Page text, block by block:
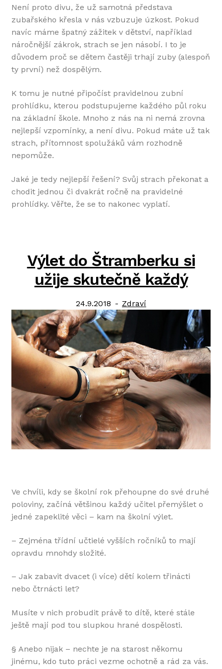
Není proto divu, že už samotná představa
zubařského křesla v nás vzbuzuje úzkost. Pokud
navíc máme špatný zážitek v dětství, například
náročnější zákrok, strach se jen násobí. I to je
důvodem proč se dětem častěji trhají zuby (alespoň
ty první) než dospělým.
K tomu je nutné připočíst pravidelnou zubní
prohlídku, kterou podstupujeme každého půl roku
na základní škole. Mnoho z nás na ni nemá zrovna
nejlepší vzpomínky, a není divu. Pokud máte už tak
strach, přítomnost spolužáků vám rozhodně
nepomůže.
Jaké je tedy nejlepší řešení? Svůj strach překonat a
chodit jednou či dvakrát ročně na pravidelné
prohlídky. Věřte, že se to nakonec vyplatí.
Výlet do Štramberku si
užije skutečně každý
Posted
on
24.9.2018 Category:
Zdraví
Ve chvíli, kdy se školní rok přehoupne do své druhé
poloviny, začíná většinou každý učitel přemýšlet o
jedné zapeklité věci – kam na školní výlet.
– Zejména třídní učtielé vyšších ročníků to mají
opravdu mnohdy složité.
– Jak zabavit dvacet (i více) dětí kolem třinácti
nebo čtrnácti let?
Musíte v nich probudit právě to dítě, které stále
ještě mají pod tou slupkou hrané dospělosti.
§ Anebo nijak – nechte je na starost někomu
jinému, kdo tuto práci vezme ochotně a rád za vás.